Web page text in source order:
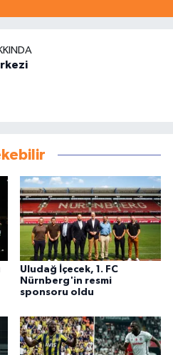
Uludağ İçecek, 1. FC
Nürnberg'in resmi
sponsoru oldu